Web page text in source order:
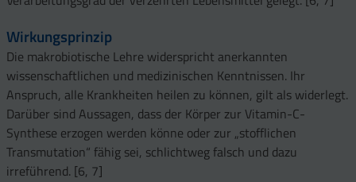
Wirkungsprinzip
Die makrobiotische Lehre widerspricht anerkannten
wissenschaftlichen und medizinischen Kenntnissen. Ihr
Anspruch, alle Krankheiten heilen zu können, gilt als widerlegt.
Darüber sind Aussagen, dass der Körper zur Vitamin-C-
Synthese erzogen werden könne oder zur „stofflichen
Transmutation“ fähig sei, schlichtweg falsch und dazu
irreführend. [6, 7]